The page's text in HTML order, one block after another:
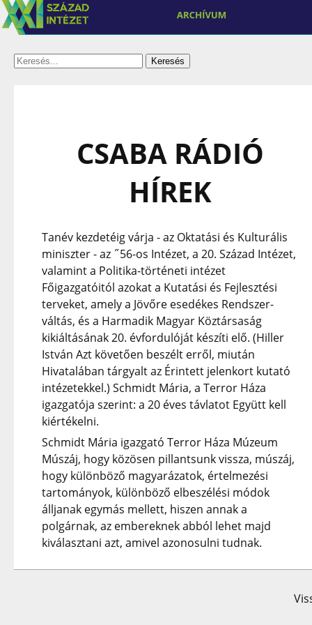
CSABA RÁDIÓ
HÍREK
Tanév kezdetéig várja - az Oktatási és Kulturális
miniszter - az ˝56-os Intézet, a 20. Század Intézet,
valamint a Politika-történeti intézet
Főigazgatóitól azokat a Kutatási és Fejlesztési
terveket, amely a Jövőre esedékes Rendszer-
váltás, és a Harmadik Magyar Köztársaság
kikiáltásának 20. évfordulóját készíti elő. (Hiller
István Azt követően beszélt erről, miután
Hivatalában tárgyalt az Érintett jelenkort kutató
intézetekkel.) Schmidt Mária, a Terror Háza
igazgatója szerint: a 20 éves távlatot Együtt kell
kiértékelni.
Schmidt Mária igazgató Terror Háza Múzeum
Múszáj, hogy közösen pillantsunk vissza, múszáj,
hogy különböző magyarázatok, értelmezési
tartományok, különböző elbeszélési módok
álljanak egymás mellett, hiszen annak a
polgárnak, az embereknek abból lehet majd
kiválasztani azt, amivel azonosulni tudnak.